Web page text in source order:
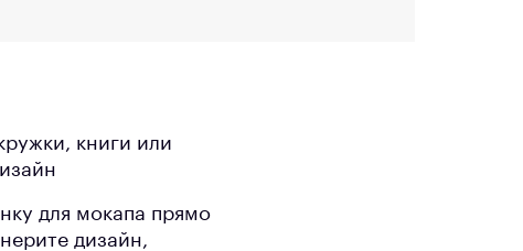
книги или
для мокапа прямо
дизайн,